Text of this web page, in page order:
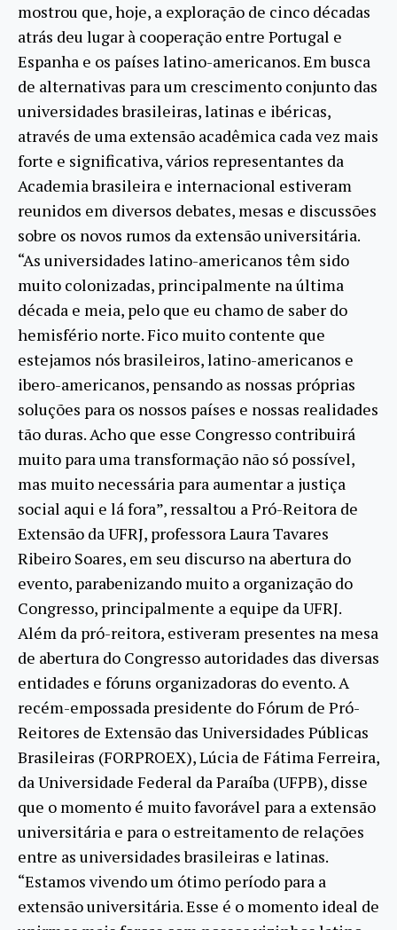
mostrou que, hoje, a exploração de cinco décadas
atrás deu lugar à cooperação entre Portugal e
Espanha e os países latino-americanos. Em busca
de alternativas para um crescimento conjunto das
universidades brasileiras, latinas e ibéricas,
através de uma extensão acadêmica cada vez mais
forte e significativa, vários representantes da
Academia brasileira e internacional estiveram
reunidos em diversos debates, mesas e discussões
sobre os novos rumos da extensão universitária.
“As universidades latino-americanos têm sido
muito colonizadas, principalmente na última
década e meia, pelo que eu chamo de saber do
hemisfério norte. Fico muito contente que
estejamos nós brasileiros, latino-americanos e
ibero-americanos, pensando as nossas próprias
soluções para os nossos países e nossas realidades
tão duras. Acho que esse Congresso contribuirá
muito para uma transformação não só possível,
mas muito necessária para aumentar a justiça
social aqui e lá fora”, ressaltou a Pró-Reitora de
Extensão da UFRJ, professora Laura Tavares
Ribeiro Soares, em seu discurso na abertura do
evento, parabenizando muito a organização do
Congresso, principalmente a equipe da UFRJ.
Além da pró-reitora, estiveram presentes na mesa
de abertura do Congresso autoridades das diversas
entidades e fóruns organizadoras do evento. A
recém-empossada presidente do Fórum de Pró-
Reitores de Extensão das Universidades Públicas
Brasileiras (FORPROEX), Lúcia de Fátima Ferreira,
da Universidade Federal da Paraíba (UFPB), disse
que o momento é muito favorável para a extensão
universitária e para o estreitamento de relações
entre as universidades brasileiras e latinas.
“Estamos vivendo um ótimo período para a
extensão universitária. Esse é o momento ideal de